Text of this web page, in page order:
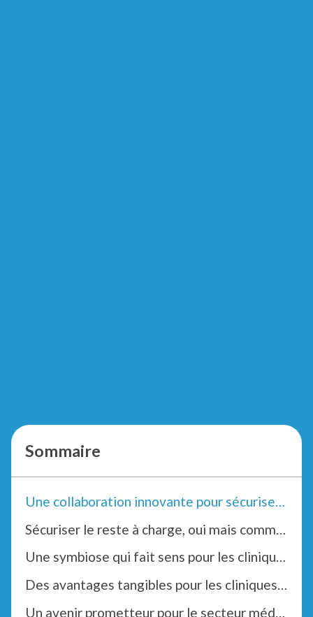
Sommaire
Une collaboration innovante pour sécuriser le reste à charge et simplifier les processus administratifs
Sécuriser le reste à charge, oui mais comment ?
Une symbiose qui fait sens pour les cliniques
Des avantages tangibles pour les cliniques et les patients